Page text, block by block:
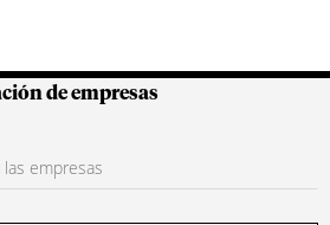
Colombianas
de empresas